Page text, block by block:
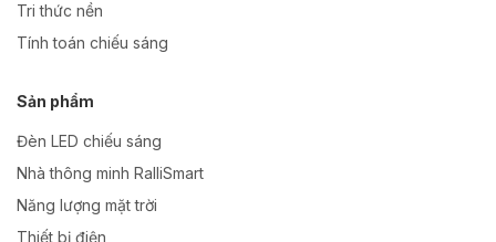
Tri thức nền
Tính toán chiếu sáng
Sản phẩm
Đèn LED chiếu sáng
Nhà thông minh RalliSmart
Năng lượng mặt trời
Thiết bị điện